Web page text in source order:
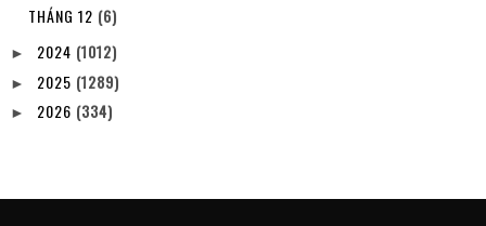
THÁNG 12 (6)
► 2024 (1012)
► 2025 (1289)
► 2026 (334)